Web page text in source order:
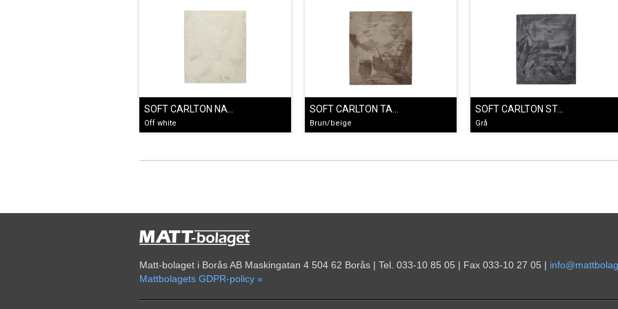
Off white Brun/beige
SOFT CARLTON STÅLGRÅ
Grå
Matt-bolaget i Borås AB Maskingatan 4 504 62 Borås | Tel. 033-10 85 05 | Fax 033-10 27 05 |
Mattbolagets GDPR-policy »